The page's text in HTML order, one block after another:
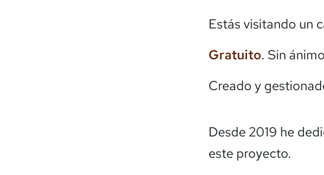
Estás visitando un
Gratuito. Sin
Creado y
Desde 2019 he
este proyecto.